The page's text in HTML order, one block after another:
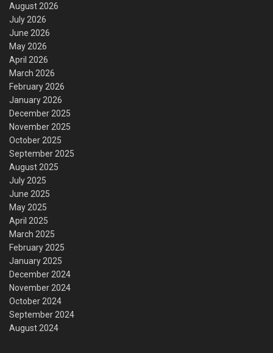
August 2026
July 2026
June 2026
May 2026
April 2026
March 2026
February 2026
January 2026
December 2025
November 2025
October 2025
September 2025
August 2025
July 2025
June 2025
May 2025
April 2025
March 2025
February 2025
January 2025
December 2024
November 2024
October 2024
September 2024
August 2024